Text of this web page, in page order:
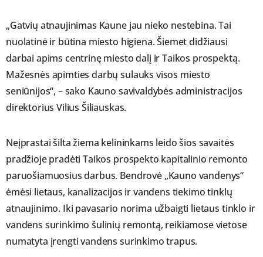
„Gatvių atnaujinimas Kaune jau nieko nestebina. Tai
nuolatinė ir būtina miesto higiena. Šiemet didžiausi
darbai apims centrinę miesto dalį ir Taikos prospektą.
Mažesnės apimties darbų sulauks visos miesto
seniūnijos“, – sako Kauno savivaldybės administracijos
direktorius Vilius Šiliauskas.
Neįprastai šilta žiema kelininkams leido šios savaitės
pradžioje pradėti Taikos prospekto kapitalinio remonto
paruošiamuosius darbus. Bendrovė „Kauno vandenys“
ėmėsi lietaus, kanalizacijos ir vandens tiekimo tinklų
atnaujinimo. Iki pavasario norima užbaigti lietaus tinklo ir
vandens surinkimo šulinių remontą, reikiamose vietose
numatyta įrengti vandens surinkimo trapus.